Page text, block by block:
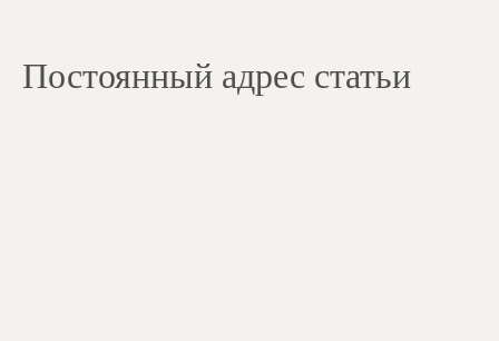
Постоянный адрес статьи